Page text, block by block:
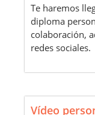
Te haremos
diploma
colaboración,
redes sociales.
Vídeo